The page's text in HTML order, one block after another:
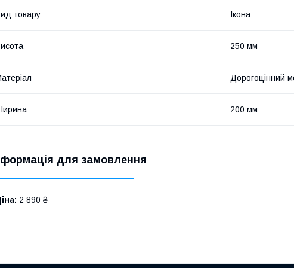
товару Ікона
250 мм
Дорогоцінний
200 мм
для замовлення
2 890 ₴